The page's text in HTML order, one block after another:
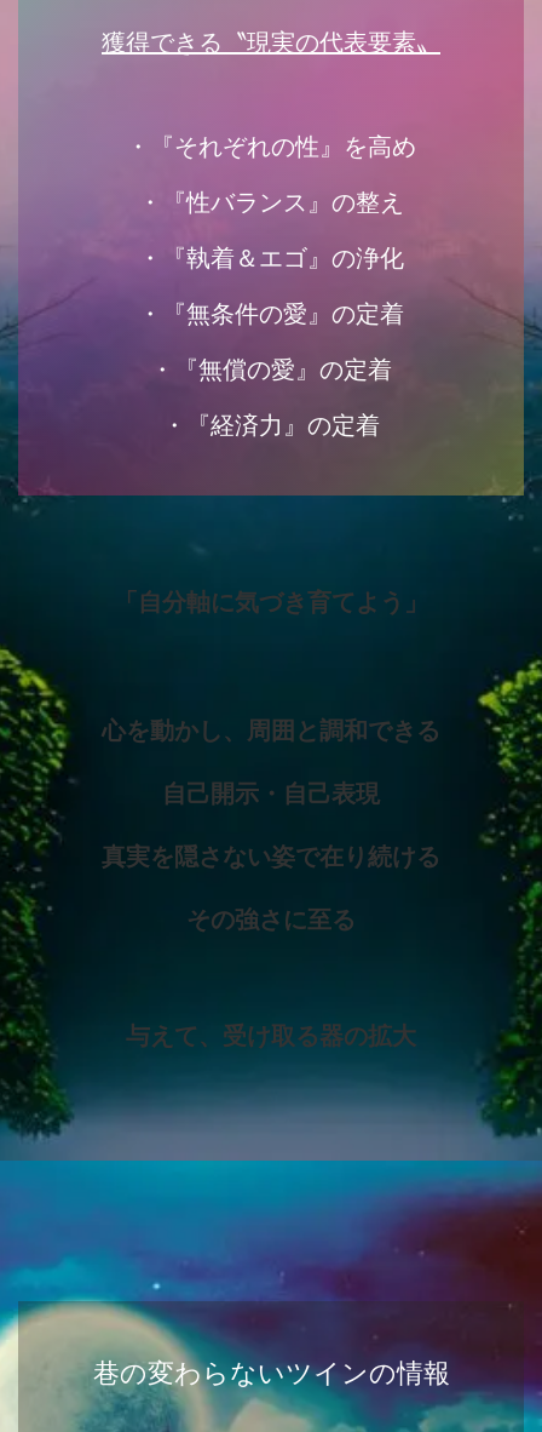
獲得できる〝現実の代表要素〟
・『それぞれの性』を高め
・『性バランス』の整え
・『執着＆エゴ』の浄化
・『無条件の愛』の定着
・『無償の愛』の定着
・『経済力』の定着
「 自分軸に気づき育てよう」
心を動かし、周囲と調和できる
自己開示・自己表現
真実を隠さない姿で在り続ける
その強さに至る
与えて、受け取る器の拡大
巷の変わらないツインの情報